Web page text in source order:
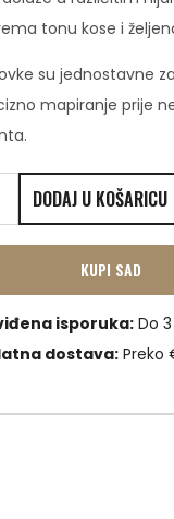
tonu kose i
su jednostavne
mapiranje prije
DODAJ U KOŠARICU
KUPI SAD
isporuka: Do
dostava:Preko